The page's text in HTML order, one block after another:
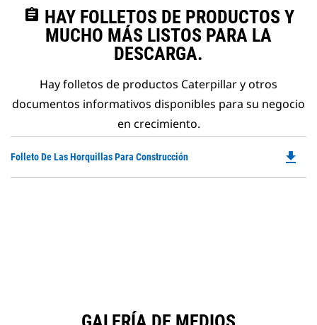
assignment HAY FOLLETOS DE PRODUCTOS Y
MUCHO MÁS LISTOS PARA LA
DESCARGA.
Hay folletos de productos Caterpillar y otros
documentos informativos disponibles para su negocio
en crecimiento.
Folleto De Las Horquillas Para Construcción file_download